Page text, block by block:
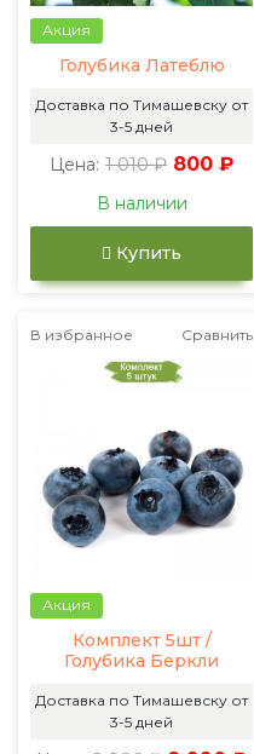
Акция
Голубика Латеблю
Доставка по Тимашевску от
3-5 дней
Цена: 1 010 ₽ 800 ₽
В наличии
Купить
В избранное Сравнить
Акция
Комплект 5шт /
Голубика Беркли
Доставка по Тимашевску от
3-5 дней